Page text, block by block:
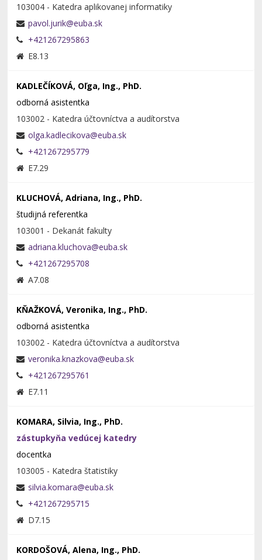
103004 - Katedra aplikovanej informatiky
+421267295863
E8.13
KADLEČÍKOVÁ, Oľga, Ing., PhD.
odborná asistentka
103002 - Katedra účtovníctva a audítorstva
+421267295779
E7.29
KLUCHOVÁ, Adriana, Ing., PhD.
študijná referentka
103001 - Dekanát fakulty
+421267295708
A7.08
KŇAŽKOVÁ, Veronika, Ing., PhD.
odborná asistentka
103002 - Katedra účtovníctva a audítorstva
+421267295761
E7.11
KOMARA, Silvia, Ing., PhD.
zástupkyňa vedúcej katedry
docentka
103005 - Katedra štatistiky
+421267295715
D7.15
KORDOŠOVÁ, Alena, Ing., PhD.